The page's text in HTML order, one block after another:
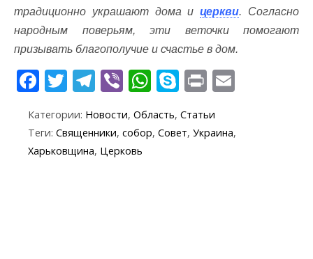
традиционно украшают дома ицеркви. Согласно
народным поверьям, эти веточки помогают
призывать благополучие и счастье в дом.
F
e
b
T
itt
er
T
e
gr
Vi
er
W
at
s
S
y
p
Pr
t
Категории: Новости, Область, Статьи
Теги: Священники, собор, Совет, Украина,
Харьковщина, Церковь